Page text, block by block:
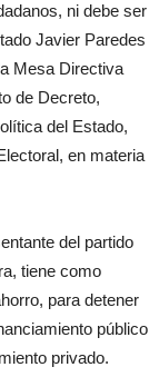
ni debe ser
Javier Paredes
Mesa Directiva
de Decreto,
del Estado,
en materia
del partido
tiene como
para detener
público
privado.